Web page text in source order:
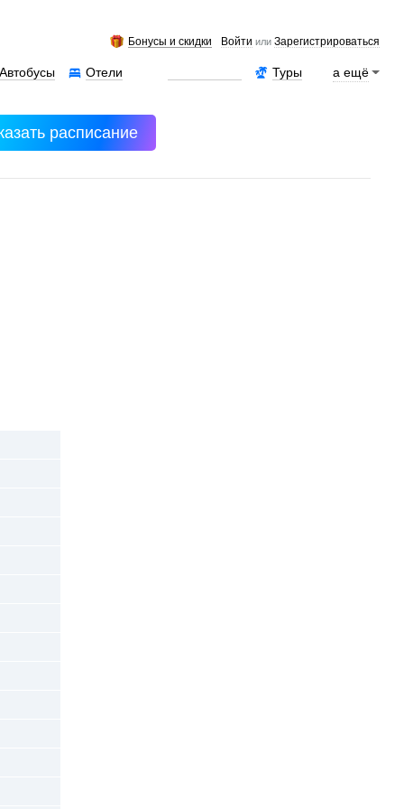
Бонусы и скидки Войти илиЗарегистрироваться
а ещё
Туры
Отели
Автобусы
расписание